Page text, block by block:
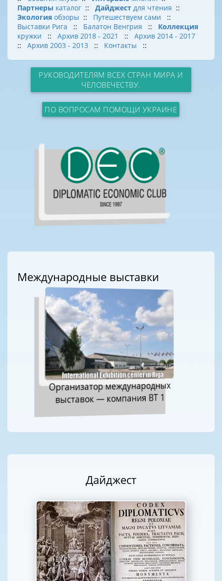
Партнеры каталог :: Дайджест для чтения ::
Экология обзоры :: Путешествуем сами
::
Выставки Рига
:: Балатон Венгрия :: Коллекция
кружки
:: Архив 2018 - 2021 :: Архив 2014 - 2017
:: Архив 2003 - 2013 :: Контакты ::
РУКОВОДИТЕЛЯМ ВСЕХ СТРАН МИРА И
ЧЕЛОВЕЧЕСТВУ.
ПО ВОПРОСАМ ПОМОЩИ УКРАИНЕ
Международные выставки
Организатор международных
выставок — компания ВТ 1
Дайджест